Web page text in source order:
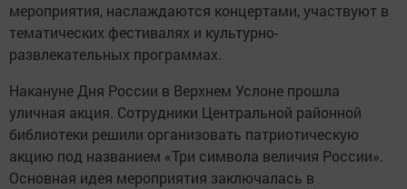
мероприятия, наслаждаются концертами, участвуют в
тематических фестивалях и культурно-
развлекательных программах.
Накануне Дня России в Верхнем Услоне прошла
уличная акция. Сотрудники Центральной районной
библиотеки решили организовать патриотическую
акцию под названием «Три символа величия России».
Основная идея мероприятия заключалась в